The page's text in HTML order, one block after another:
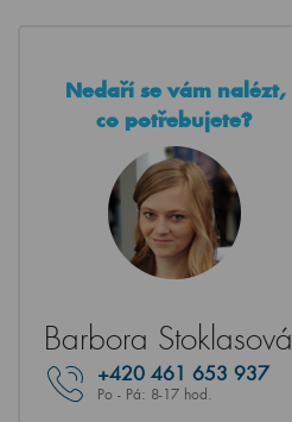
Nedaří se vám nalézt,
co potřebujete?
Barbora Stoklasová
+420 461 653 937
Po - Pá: 8-17 hod.